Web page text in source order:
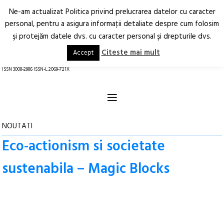
Arhitectură.
Oraș.
RO EN
ISSN 3008-2986 ISSN-L 2069-721X
≡
NOUTATI
Eco-actionism si societate
sustenabila – Magic Blocks
Ne-am actualizat Politica privind prelucrarea datelor cu caracter
personal, pentru a asigura informaţii detaliate despre cum folosim
şi protejăm datele dvs. cu caracter personal şi drepturile dvs.
Accept Citeste mai mult